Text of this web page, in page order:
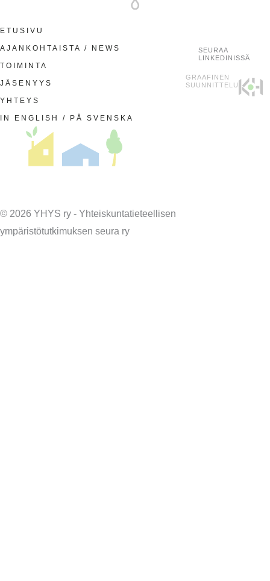
ETUSIVU
AJANKOHTAISTA / NEWS
TOIMINTA
JÄSENYYS
YHTEYS
IN ENGLISH / PÅ SVENSKA
SEURAA
LINKEDINISSÄ
GRAAFINEN
SUUNNITTELU
© 2026 YHYS ry - Yhteiskuntatieteellisen
ympäristötutkimuksen seura ry